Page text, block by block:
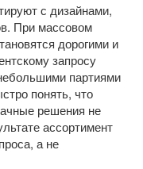
с дизайнами,
При массовом
дорогими и
запросу
партиями
понять, что
решения не
ассортимент
а не